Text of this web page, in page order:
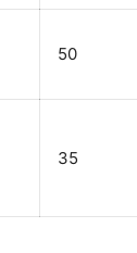
50
35